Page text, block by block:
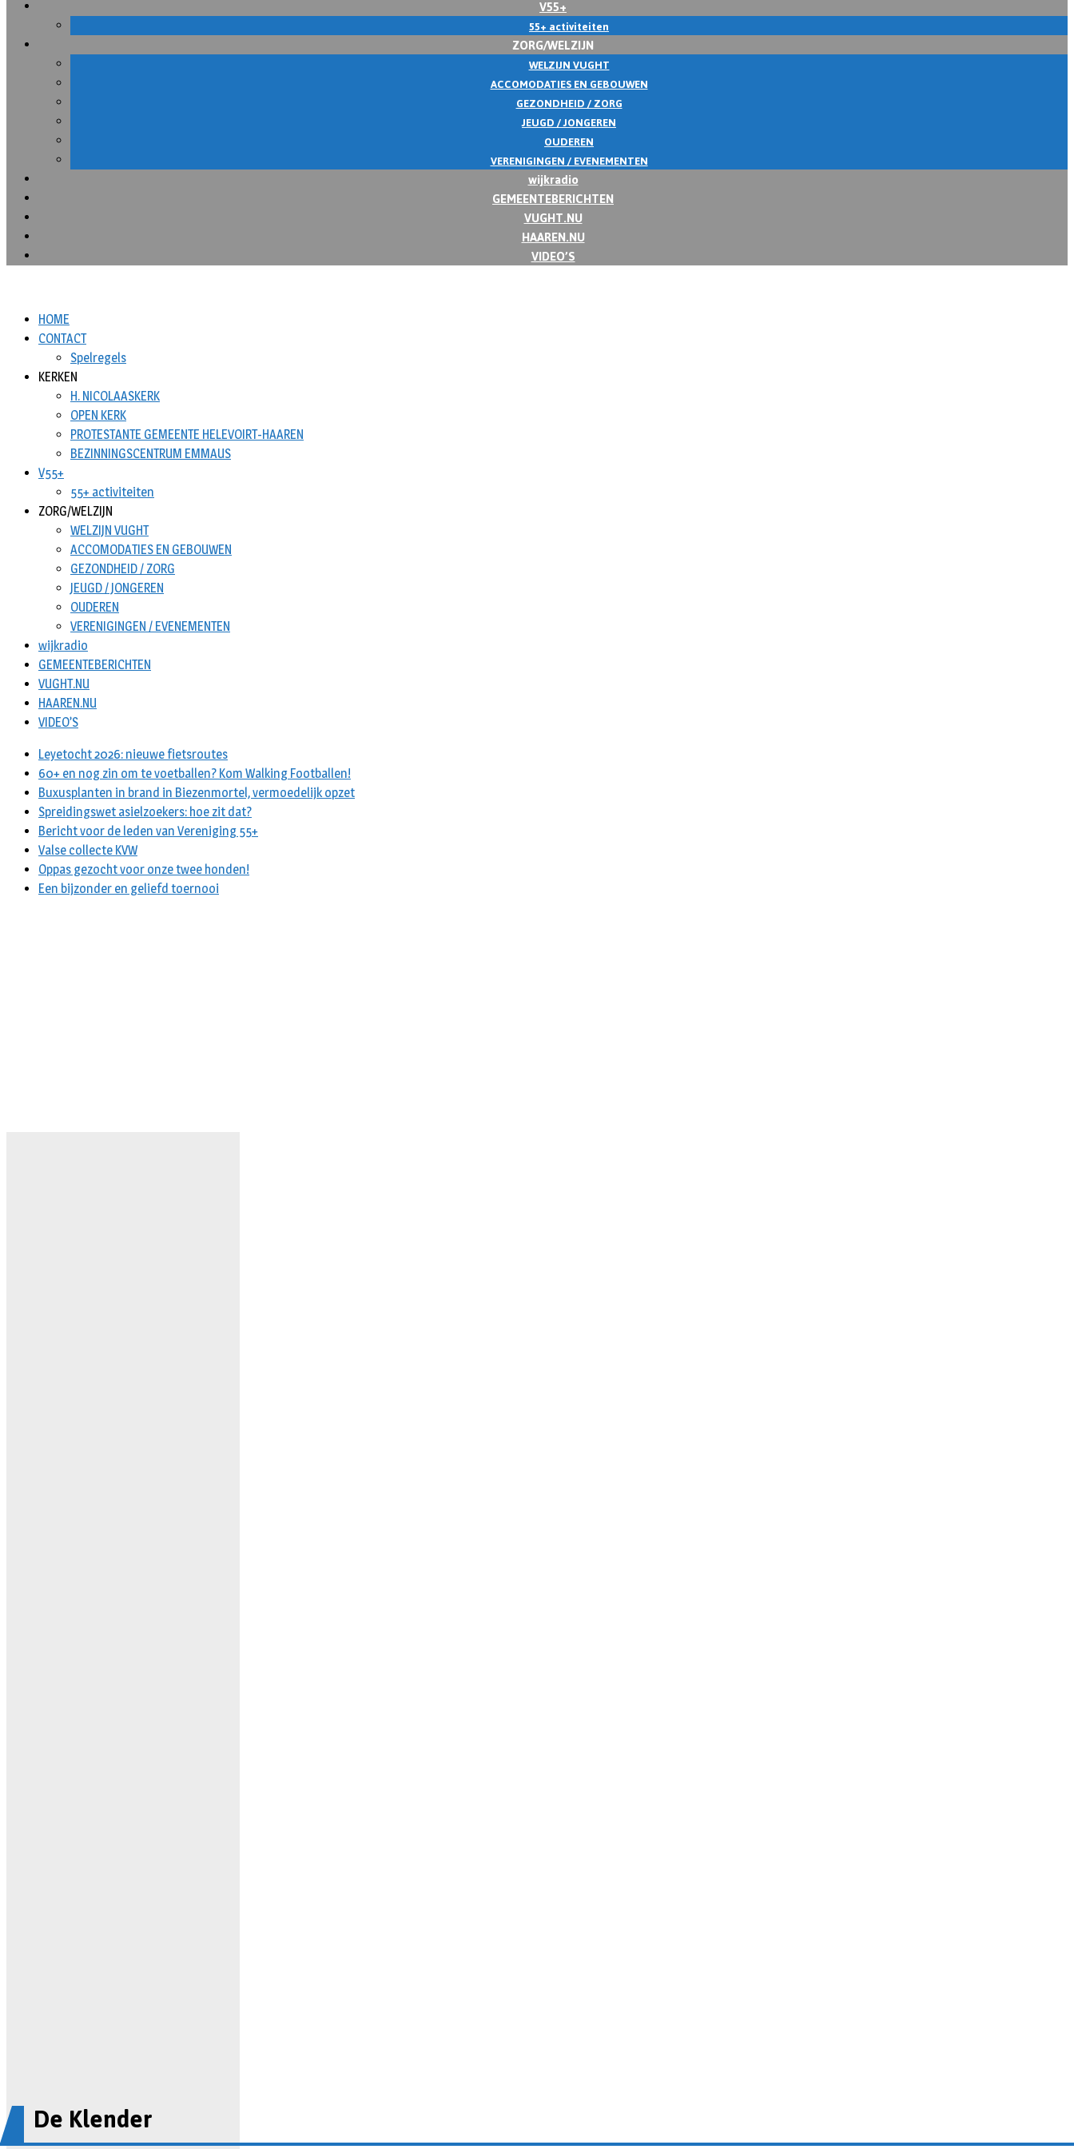
V55+
55+ activiteiten
ZORG/WELZIJN
WELZIJN VUGHT
ACCOMODATIES EN GEBOUWEN
GEZONDHEID / ZORG
JEUGD / JONGEREN
OUDEREN
VERENIGINGEN / EVENEMENTEN
wijkradio
GEMEENTEBERICHTEN
VUGHT.NU
HAAREN.NU
VIDEO’S
HOME
CONTACT
Spelregels
KERKEN
H. NICOLAASKERK
OPEN KERK
PROTESTANTE GEMEENTE HELEVOIRT-HAAREN
BEZINNINGSCENTRUM EMMAUS
V55+
55+ activiteiten
ZORG/WELZIJN
WELZIJN VUGHT
ACCOMODATIES EN GEBOUWEN
GEZONDHEID / ZORG
JEUGD / JONGEREN
OUDEREN
VERENIGINGEN / EVENEMENTEN
wijkradio
GEMEENTEBERICHTEN
VUGHT.NU
HAAREN.NU
VIDEO’S
Leyetocht 2026: nieuwe fietsroutes
60+ en nog zin om te voetballen? Kom Walking Footballen!
Buxusplanten in brand in Biezenmortel, vermoedelijk opzet
Spreidingswet asielzoekers: hoe zit dat?
Bericht voor de leden van Vereniging 55+
Valse collecte KVW
Oppas gezocht voor onze twee honden!
Een bijzonder en geliefd toernooi
De Klender